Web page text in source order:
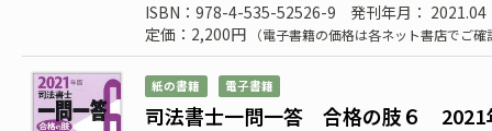
ISBN：978-4-535-52526-9
発刊年月： 2021.04
定価：2,200円
（電子書籍の価格は各ネット書店でご
紙の書籍 電子書籍
司法書士一問一答 合格の肢６ 2021